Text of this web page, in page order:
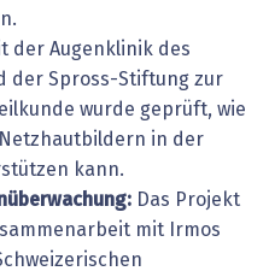
der Augenklinik des
der Spross-Stiftung zur
wurde geprüft, wie
in der
kann.
Das Projekt
mit Irmos